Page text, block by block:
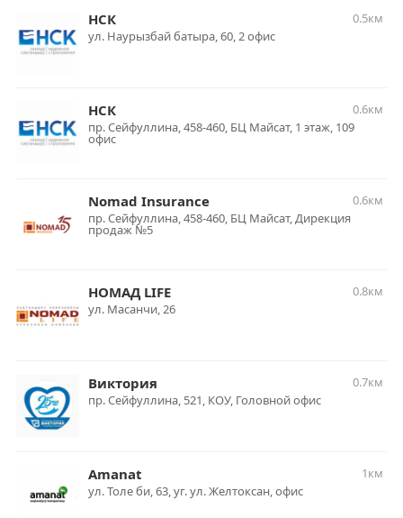
НСК
0.5км
ул. Наурызбай батыра, 60, 2 офис
НСК
0.6км
пр. Сейфуллина, 458-460, БЦ Майсат, 1 этаж, 109
офис
Nomad Insurance
0.6км
пр. Сейфуллина, 458-460, БЦ Майсат, Дирекция
продаж №5
НОМАД LIFE
0.8км
ул. Масанчи, 26
Виктория
0.7км
пр. Сейфуллина, 521, КОУ, Головной офис
Amanat
1км
ул. Толе би, 63, уг. ул. Желтоксан, офис